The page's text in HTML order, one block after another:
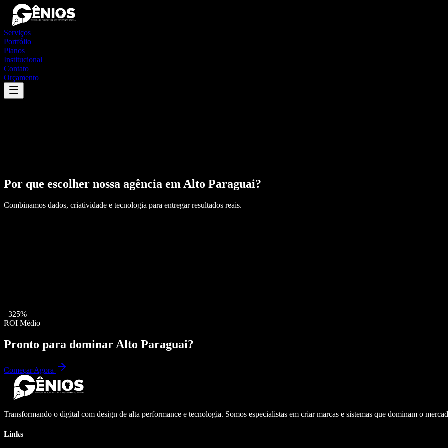
Serviços
Portfólio
Planos
Institucional
Contato
Orçamento
Por que escolher nossa agência em Alto Paraguai?
Combinamos dados, criatividade e tecnologia para entregar resultados reais.
+325%
ROI Médio
Pronto para dominar Alto Paraguai?
Começar Agora
Transformando o digital com design de alta performance e tecnologia. Somos especialistas em criar marcas e sistemas que dominam o
Links